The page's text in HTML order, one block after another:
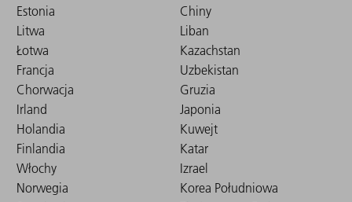
Estonia
Litwa
Łotwa
Francja
Chorwacja
Irland
Holandia
Finlandia
Włochy
Norwegia
Chiny
Liban
Kazachstan
Uzbekistan
Gruzia
Japonia
Kuwejt
Katar
Izrael
Korea Południowa